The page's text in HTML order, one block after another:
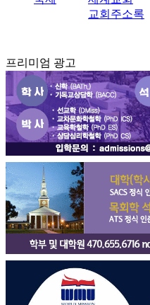
교회주소록
프리미엄 광고